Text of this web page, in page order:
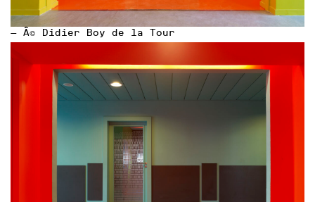
— Â© Didier Boy de la Tour